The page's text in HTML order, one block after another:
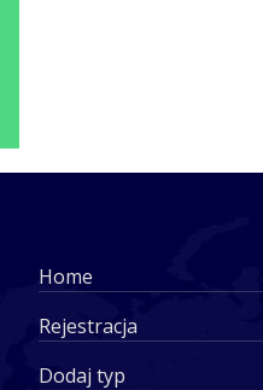
Home
Rejestracja
Dodaj typ